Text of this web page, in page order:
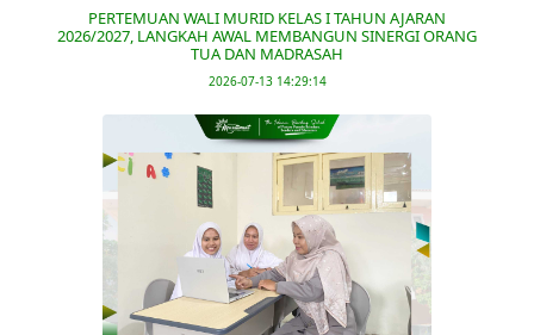
PERTEMUAN WALI MURID KELAS I TAHUN AJARAN
2026/2027, LANGKAH AWAL MEMBANGUN SINERGI ORANG
TUA DAN MADRASAH
2026-07-13 14:29:14